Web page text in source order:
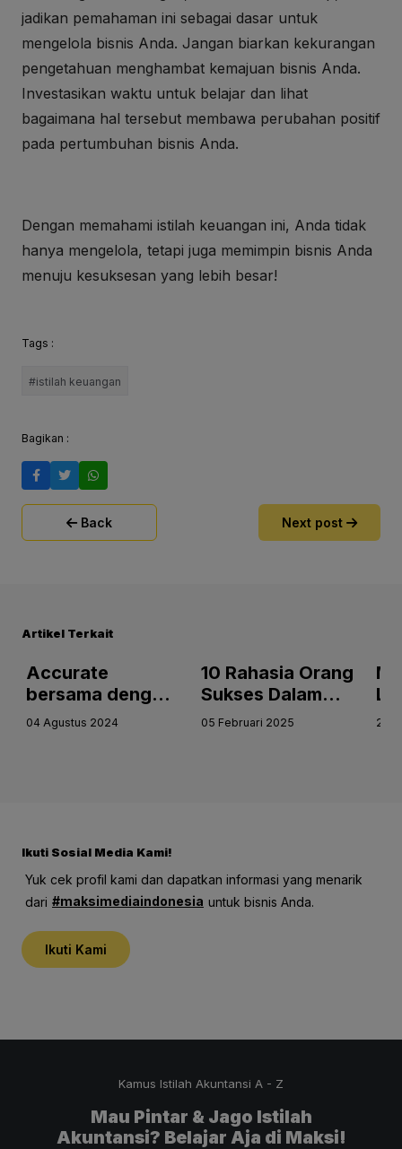
jadikan pemahaman ini sebagai dasar untuk
mengelola bisnis Anda. Jangan biarkan kekurangan
pengetahuan menghambat kemajuan bisnis Anda.
Investasikan waktu untuk belajar dan lihat
bagaimana hal tersebut membawa perubahan positif
pada pertumbuhan bisnis Anda.
Dengan memahami istilah keuangan ini, Anda tidak
hanya mengelola, tetapi juga memimpin bisnis Anda
menuju kesuksesan yang lebih besar!
Tags :
#istilah keuangan
Bagikan :
Back Next post
Artikel Terkait
Accurate
bersama dengan
OCBC & Prieds
Operasional
04 Agustus 2024
10 Rahasia Orang
Sukses Dalam
Mengelola
05 Februari 2025 20
Ikuti Sosial Media Kami!
Yuk cek profil kami dan dapatkan informasi yang menarik
dari #maksimediaindonesia untuk bisnis Anda.
Ikuti Kami
Kamus Istilah Akuntansi A - Z
Mau Pintar & Jago Istilah
Akuntansi? Belajar Aja di Maksi!